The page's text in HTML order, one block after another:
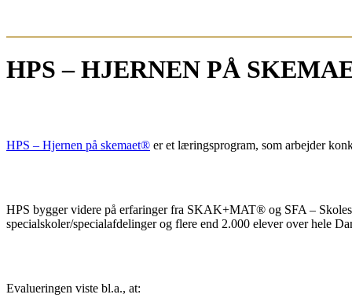
HPS – HJERNEN PÅ
HPS – Hjernen på skemaet® er et læringsprogram, som arbejder
HPS bygger videre på erfaringer fra SKAK+MAT® og SFA –
specialskoler/specialafdelinger og flere end 2.000 elever over hele
Evalueringen viste bl.a., at: